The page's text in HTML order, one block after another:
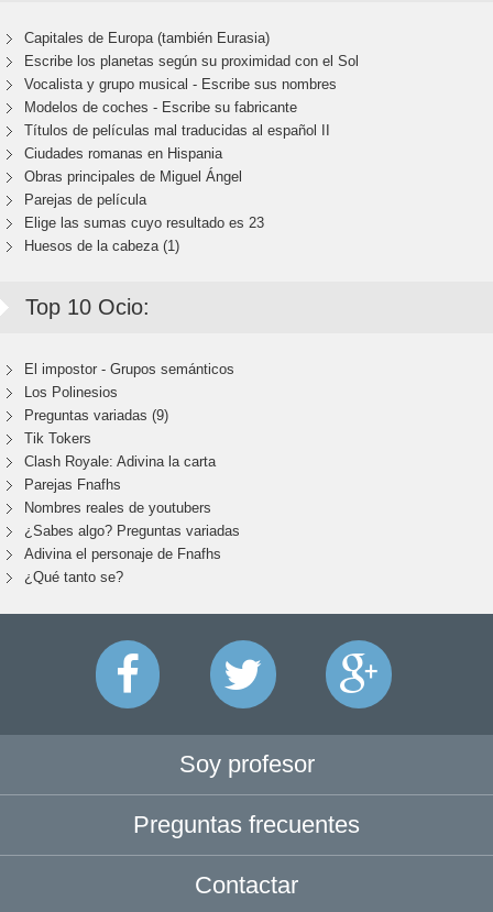
Capitales de Europa (también Eurasia)
Escribe los planetas según su proximidad con el Sol
Vocalista y grupo musical - Escribe sus nombres
Modelos de coches - Escribe su fabricante
Títulos de películas mal traducidas al español II
Ciudades romanas en Hispania
Obras principales de Miguel Ángel
Parejas de película
Elige las sumas cuyo resultado es 23
Huesos de la cabeza (1)
Top 10 Ocio:
El impostor - Grupos semánticos
Los Polinesios
Preguntas variadas (9)
Tik Tokers
Clash Royale: Adivina la carta
Parejas Fnafhs
Nombres reales de youtubers
¿Sabes algo? Preguntas variadas
Adivina el personaje de Fnafhs
¿Qué tanto se?
Soy profesor
Preguntas frecuentes
Contactar